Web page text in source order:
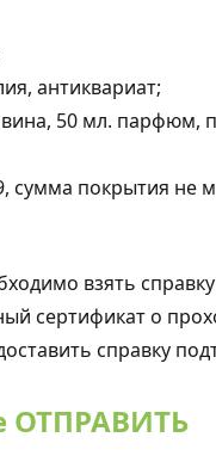
антиквариат;
50 мл. парфюм,
сумма покрытия не
взять
сертификат о
справку
ОТПРАВИТЬ